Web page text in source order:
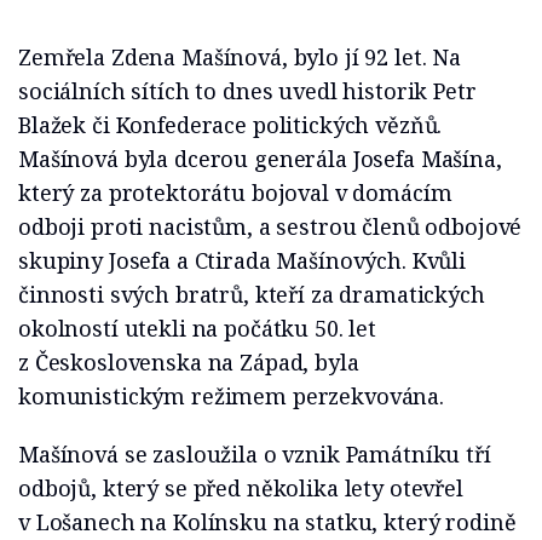
Zemřela Zdena Mašínová, bylo jí 92 let. Na
sociálních sítích to dnes uvedl historik Petr
Blažek či Konfederace politických vězňů.
Mašínová byla dcerou generála Josefa Mašína,
který za protektorátu bojoval v domácím
odboji proti nacistům, a sestrou členů odbojové
skupiny Josefa a Ctirada Mašínových. Kvůli
činnosti svých bratrů, kteří za dramatických
okolností utekli na počátku 50. let
z Československa na Západ, byla
komunistickým režimem perzekvována.
Mašínová se zasloužila o vznik Památníku tří
odbojů, který se před několika lety otevřel
v Lošanech na Kolínsku na statku, který rodině